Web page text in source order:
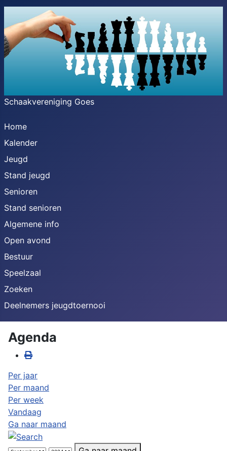
Schaakvereniging Goes
Home
Kalender
Jeugd
Stand jeugd
Senioren
Stand senioren
Algemene info
Open avond
Bestuur
Speelzaal
Zoeken
Deelnemers jeugdtoernooi
Agenda
Per jaar
Per maand
Per week
Vandaag
Ga naar maand